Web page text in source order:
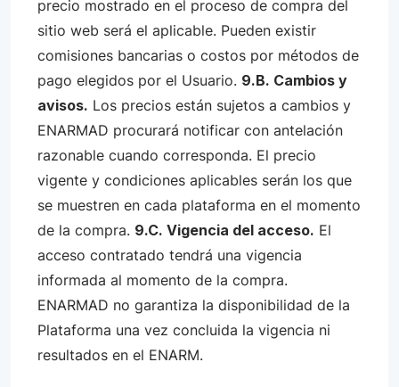
precio mostrado en el proceso de compra del
sitio web será el aplicable. Pueden existir
comisiones bancarias o costos por métodos de
pago elegidos por el Usuario. 9.B. Cambios y
avisos. Los precios están sujetos a cambios y
ENARMAD procurará notificar con antelación
razonable cuando corresponda. El precio
vigente y condiciones aplicables serán los que
se muestren en cada plataforma en el momento
de la compra. 9.C. Vigencia del acceso. El
acceso contratado tendrá una vigencia
informada al momento de la compra.
ENARMAD no garantiza la disponibilidad de la
Plataforma una vez concluida la vigencia ni
resultados en el ENARM.